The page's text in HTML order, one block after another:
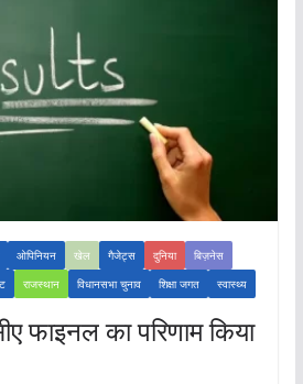
ओपिनियन खेल गैजेट्स दुनिया
बिज़नेस
राजस्थान विधानसभा चुनाव शिक्षा जगत स्वास्थ्य
फाइनल का परिणाम किया